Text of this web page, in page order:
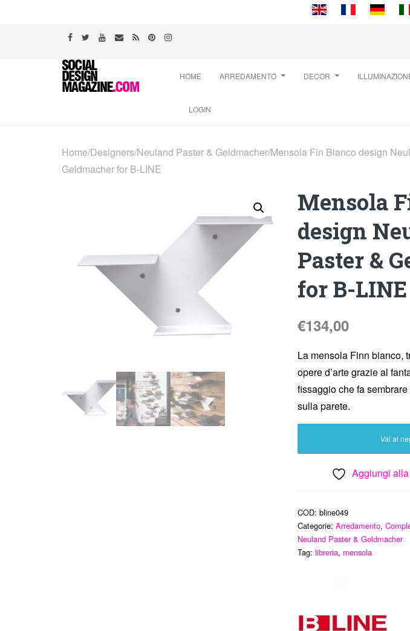
to
HOME ARREDAMENTO DECOR
LOGIN
Home/Designers/Neuland Paster & Geldmacher/Mensola Fin Bianco design
Geldmacher for B-LINE
Mensola
design
Paster &
for B-LINE
€134,00
La mensola Finn bianco,
opere d’arte grazie al
fissaggio che fa
sulla parete.
Vai al
Aggiungi
COD: bline049
Categorie: Arredamento,
Neuland Paster & Geldmacher
Tag: libreria, mensola